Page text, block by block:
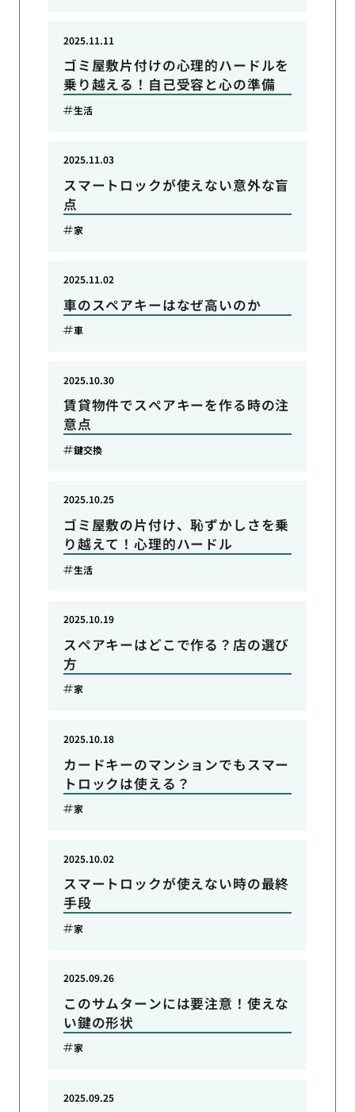
ゴミ屋敷片付けの心理的ハードルを
乗り越える！自己受容と心の準備
2025.11.11
生活
スマートロックが使えない意外な盲
点
2025.11.03
家
車のスペアキーはなぜ高いのか
2025.11.02
車
賃貸物件でスペアキーを作る時の注
意点
2025.10.30
鍵交換
ゴミ屋敷の片付け、恥ずかしさを乗
り越えて！心理的ハードル
2025.10.25
生活
スペアキーはどこで作る？店の選び
方
2025.10.19
家
カードキーのマンションでもスマー
トロックは使える？
2025.10.18
家
スマートロックが使えない時の最終
手段
2025.10.02
家
このサムターンには要注意！使えな
い鍵の形状
2025.09.26
家
2025.09.25